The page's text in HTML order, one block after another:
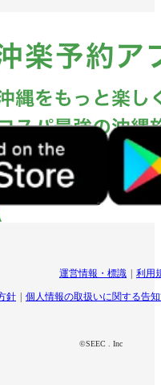
運営情報・標識 利用
針 個人情報の取扱いに関する告
©SEEC . Inc